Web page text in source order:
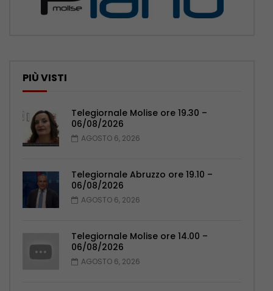
PIÙ VISTI
Telegiornale Molise ore 19.30 –
06/08/2026
AGOSTO 6, 2026
Telegiornale Abruzzo ore 19.10 –
06/08/2026
AGOSTO 6, 2026
Telegiornale Molise ore 14.00 –
06/08/2026
AGOSTO 6, 2026